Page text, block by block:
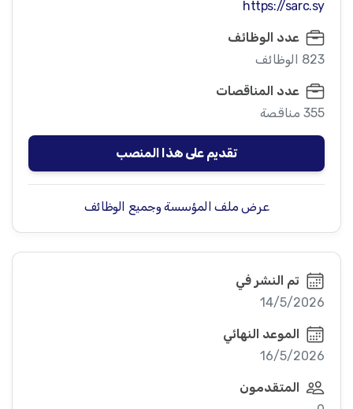
https://sarc.sy
عدد الوظائف
823 الوظائف
عدد المناقصات
355 مناقصة
تقديم على هذا المنصب
عرض ملف المؤسسة وجميع الوظائف
تم النشر في
14/5/2026
الموعد النهائي
16/5/2026
المتقدمون